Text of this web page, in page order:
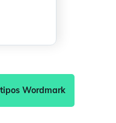
Wordmark